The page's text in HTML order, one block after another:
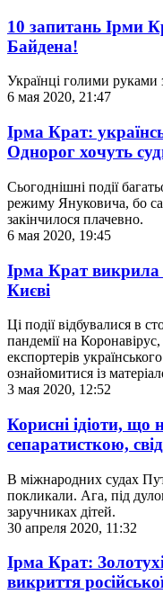
10 запитань Ірми
Байдена!
Українці голими руками
6 мая 2020, 21:47
Ірма Крат:
Однорог хочуть
Сьогоднішні події
режиму Януковича, бо
закінчилося плачевно.
6 мая 2020, 19:45
Ірма Крат викрила
Києві
Ці події відбувалися в
пандемії на
експортерів
ознайомитися із
3 мая 2020, 12:52
Корисні ідіоти,
сепаратисткою,
В міжнародних судах
покликали. Ага, під
заручниках дітей.
30 апреля 2020, 11:32
Ірма Крат:
викриття